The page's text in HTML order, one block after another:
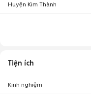
Huyện Kim Thành
Tiện ích
Kinh nghiệm